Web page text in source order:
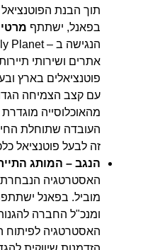
תוך הבנת הפוטנציאל
בפאנל, ישתתףמרטין
אתרים ושירותי תיירות,
פוטנציאלים בארץ
מהאוכלוסייה מוגדרת
העובדה שתוחלת
זה לבעל פוטנציאל
הנגב – המותג
האסטרטגיה הנבחרת
מוביל. בפאנל ישתתפו
ומנכ"ל החברה להגנות
האסטרטגיה לפיתוח